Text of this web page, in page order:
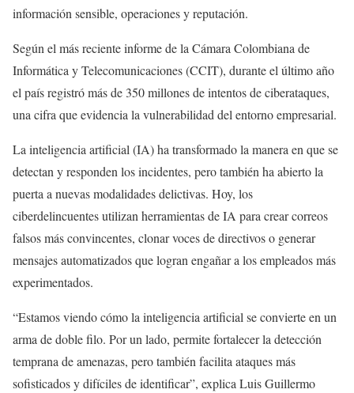
información sensible, operaciones y reputación.
Según el más reciente informe de la Cámara Colombiana de
Informática y Telecomunicaciones (CCIT), durante el último año
el país registró más de 350 millones de intentos de ciberataques,
una cifra que evidencia la vulnerabilidad del entorno empresarial.
La inteligencia artificial (IA) ha transformado la manera en que se
detectan y responden los incidentes, pero también ha abierto la
puerta a nuevas modalidades delictivas. Hoy, los
ciberdelincuentes utilizan herramientas de IA para crear correos
falsos más convincentes, clonar voces de directivos o generar
mensajes automatizados que logran engañar a los empleados más
experimentados.
“Estamos viendo cómo la inteligencia artificial se convierte en un
arma de doble filo. Por un lado, permite fortalecer la detección
temprana de amenazas, pero también facilita ataques más
sofisticados y difíciles de identificar”, explica Luis Guillermo